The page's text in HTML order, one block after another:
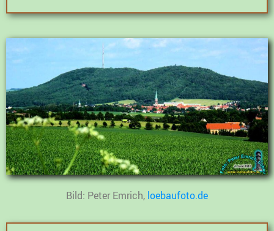
Bild: Peter Emrich, loebaufoto.de